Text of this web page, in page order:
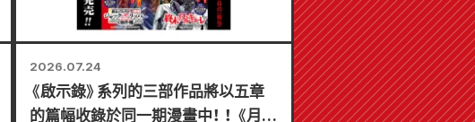
2026.07.24
《啟示錄》系列的三部作品將以五章
的篇幅收錄於同一期漫畫中！ ！ 《月刊